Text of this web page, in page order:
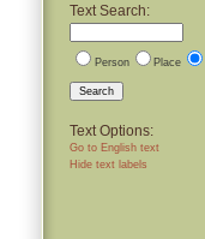
Text Search:
Person Place
Search
Text Options:
Go to English text
Hide text labels